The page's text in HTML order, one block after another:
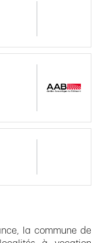
la commune de